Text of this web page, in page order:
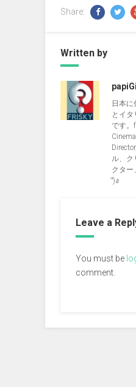
Share:
Written by
日本に
とイ
です。
ル、ク
クター
'︠)ง
Leave a
You must be
comment.